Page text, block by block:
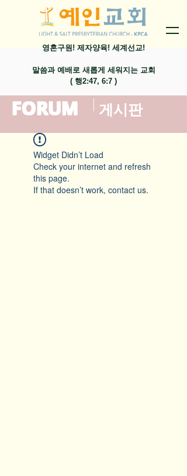
영혼구원! 제자양육! 세계선교!
말씀과 예배로 새롭게 세워지는 교회
​( 행2:47, 6:7 )
FORUM ​게시판
Widget Didn’t Load
Check your internet and refresh
this page.
If that doesn’t work, contact us.